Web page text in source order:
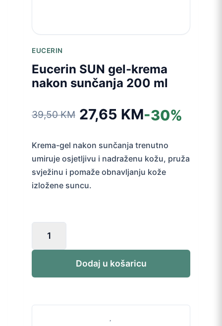
EUCERIN
Eucerin SUN gel-krema
nakon sunčanja 200 ml
39,50KM
Izvorna
cijena
bila
je:
27,65 KM
Trenutna
cijena
je:
27,65 KM.
-30%
Krema-gel nakon sunčanja trenutno
umiruje osjetljivu i nadraženu kožu, pruža
svježinu i pomaže obnavljanju kože
izložene suncu.
gel-
ml
Dodaj u košaricu